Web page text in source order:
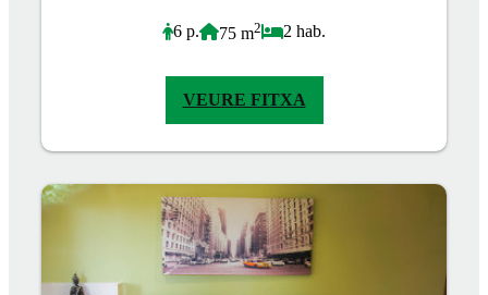
6 p. 75 m2 2 hab.
VEURE FITXA